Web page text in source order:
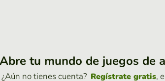
Abre tu mundo de juegos de
¿Aún no tienes cuenta? Regístrate gratis,